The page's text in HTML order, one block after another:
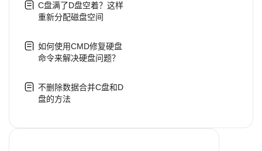
C盘满了D盘空着？这样
重新分配磁盘空间
如何使用CMD修复硬盘
命令来解决硬盘问题？
不删除数据合并C盘和D
盘的方法